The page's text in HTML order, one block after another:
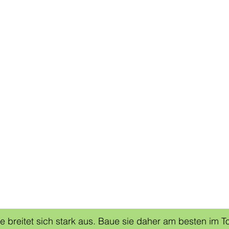
breitet sich stark aus. Baue sie daher am besten im